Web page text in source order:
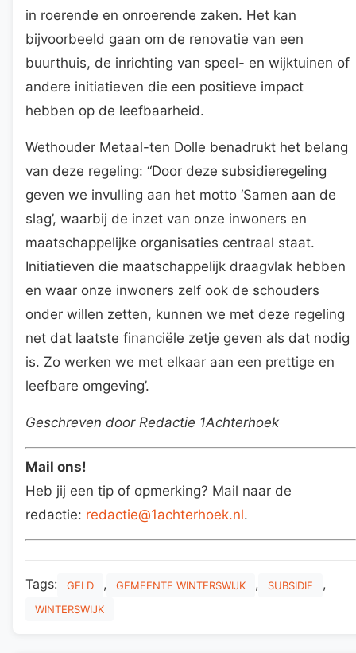
in roerende en onroerende zaken. Het kan
bijvoorbeeld gaan om de renovatie van een
buurthuis, de inrichting van speel- en wijktuinen of
andere initiatieven die een positieve impact
hebben op de leefbaarheid.
Wethouder Metaal-ten Dolle benadrukt het belang
van deze regeling: “Door deze subsidieregeling
geven we invulling aan het motto ‘Samen aan de
slag’, waarbij de inzet van onze inwoners en
maatschappelijke organisaties centraal staat.
Initiatieven die maatschappelijk draagvlak hebben
en waar onze inwoners zelf ook de schouders
onder willen zetten, kunnen we met deze regeling
net dat laatste financiële zetje geven als dat nodig
is. Zo werken we met elkaar aan een prettige en
leefbare omgeving’.
Geschreven door Redactie 1Achterhoek
Mail ons!
Heb jij een tip of opmerking? Mail naar de
redactie: redactie@1achterhoek.nl.
Tags: GELD , GEMEENTE WINTERSWIJK , SUBSIDIE ,
WINTERSWIJK